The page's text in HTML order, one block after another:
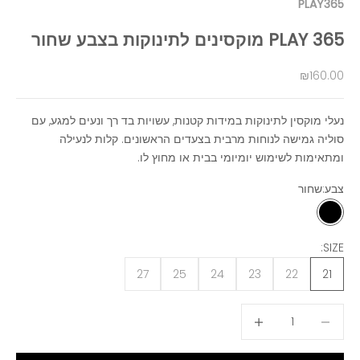
PLAY365
PLAY 365 מוקסינים לתינוקות בצבע שחור
מחיר מבצע
₪160.00
נעלי מוקסין לתינוקות במידות קטנות, עשויות בד רך ונעים למגע, עם
סוליה גמישה לנוחות מרבית בצעדים הראשונים. קלות לנעילה
ומתאימות לשימוש יומיומי בבית או מחוץ לו.
צבע:שחור
שחור
SIZE:
21
22
23
24
25
27